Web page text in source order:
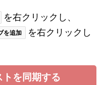
を右クリックし、
を追加
を右クリックし
トを同期する